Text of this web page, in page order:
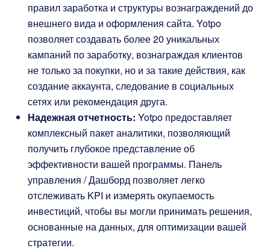
правил заработка и структуры вознаграждений до
внешнего вида и оформления сайта. Yotpo
позволяет создавать более 20 уникальных
кампаний по заработку, вознаграждая клиентов
не только за покупки, но и за такие действия, как
создание аккаунта, следование в социальных
сетях или рекомендация друга.
Надежная отчетность: Yotpo предоставляет
комплексный пакет аналитики, позволяющий
получить глубокое представление об
эффективности вашей программы. Панель
управления / Дашборд позволяет легко
отслеживать KPI и измерять окупаемость
инвестиций, чтобы вы могли принимать решения,
основанные на данных, для оптимизации вашей
стратегии.